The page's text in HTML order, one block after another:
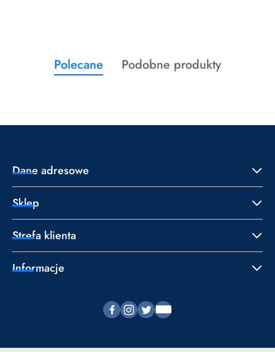
Pomiń karuzelę produktów
Produkty
o
Polecane
Produkty
Podobne produkty
Dane adresowe
Sklep
Strefa klienta
Informacje